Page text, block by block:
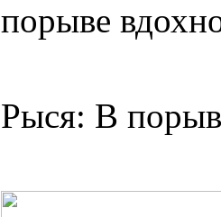
порыве
Рыся: В